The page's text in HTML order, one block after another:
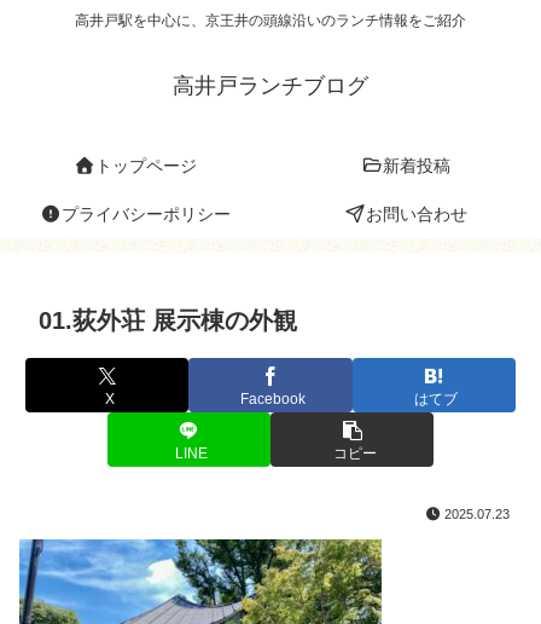
高井戸駅を中心に、京王井の頭線沿いのランチ情報をご紹介
高井戸ランチブログ
トップページ 新着投稿
プライバシーポリシー お問い合わせ
01.荻外荘 展示棟の外観
X Facebook はてブ
LINE コピー
2025.07.23